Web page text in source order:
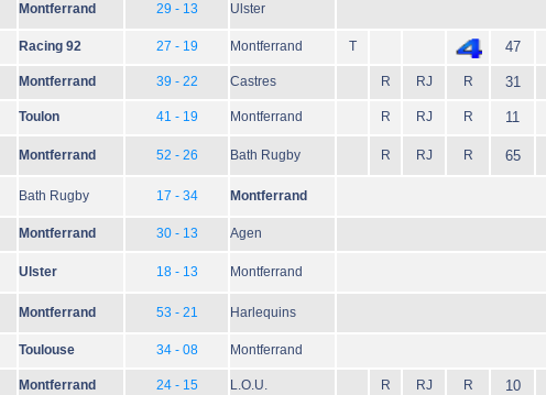
Montferrand 29 - 13 Ulster
Racing 92 27 - 19 Montferrand T 47
Montferrand 39 - 22 Castres R RJ R 31
Toulon 41 - 19 Montferrand R RJ R 11
Montferrand 52 - 26 Bath Rugby R RJ R 65
Bath Rugby 17 - 34 Montferrand
Montferrand 30 - 13 Agen
Ulster 18 - 13 Montferrand
Montferrand 53 - 21 Harlequins
Toulouse 34 - 08 Montferrand
Montferrand 24 - 15 L.O.U. R RJ R 10